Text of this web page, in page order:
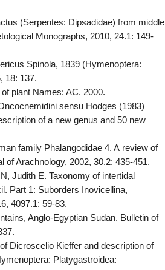
(Serpentes: Dipsadidae) from middle
Monographs, 2010, 24.1: 149-
Spinola, 1839 (Hymenoptera:
18: 137.
plant Names: AC. 2000.
sensu Hodges (1983)
of a new genus and 50 new
family Phalangodidae 4. A review of
Arachnology, 2002, 30.2: 435-451.
Judith E. Taxonomy of intertidal
Part 1: Suborders Inovicellina,
4097.1: 59-83.
Anglo-Egyptian Sudan. Bulletin of
Dicroscelio Kieffer and description of
Platygastroidea: